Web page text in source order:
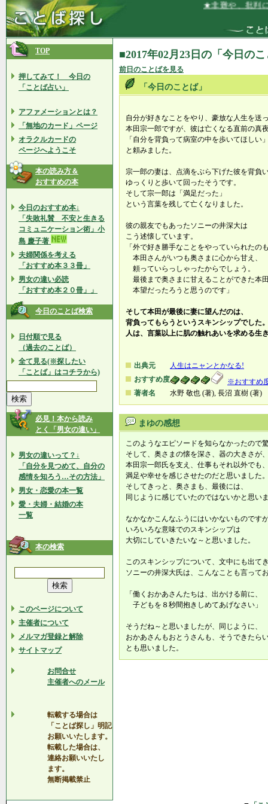
★非難や、批判に
TOP
押してみて！ 今日の
「ことば占い」
アファメーションとは？
「無地のカード」ページ
オラクルカードの
ページへようこそ
本の読み方＆
おすすめの本
今日のおすすめ本↓
「失敗礼賛 不安と生きる
コミュニケーション術」小
島 慶子著
夫婦関係を考える
「おすすめ本３３冊」
男女の違い必読
「おすすめ本２０冊」」
今日のことば検索
日付順で見る
（過去のことば）
全て見る(※探したい
「ことば」はコチラから)
必見！本から読み
とく「男女の違い」
男女の違いって？↓
「自分を見つめて、自分の
感情を知ろう…その方法」
男女・恋愛の本一覧
愛・夫婦・結婚の本
一覧
本の検索
このページについて
主催者について
メルマガ登録と解除
サイトマップ
お問合せ
主催者へのメール
転載する場合は
「ことば探し」明記
お願いいたします。
転載した場合は、
連絡お願いいたし
ます。
無断掲載禁止
■2017年02月23日の「今日の
前日のことばを見る
「今日のことば」
自分が好きなことをやり、豪放な人生を送
本田宗一郎ですが、彼は亡くなる直前の真
「自分を背負って病室の中を歩いてほしい
と頼みました。
宗一郎の妻は、点滴をぶら下げた彼を背負
ゆっくりと歩いて回ったそうです。
そして宗一郎は「満足だった」
という言葉を残して亡くなりました。
彼の親友でもあったソニーの井深大は
こう述懐しています。
「外で好き勝手なことをやっていられたの
本田さんがいつも奥さまに心から甘え、
頼っていらっしゃったからでしょう。
最後まで奥さまに甘えることができた本
本望だったろうと思うのです」
そして本田が最後に妻に望んだのは、
背負ってもらうというスキンシップでした
人は、言葉以上に肌の触れあいを求める生
出典元
人生はニャンとかなる!
おすすめ度
※おすすめ
著者名
水野 敬也 (著), 長沼 直樹 (著)
まゆの感想
このようなエピソードを知らなかったので
そして、奥さまの懐を深さ、器の大きさが
本田宗一郎氏を支え、仕事もそれ以外でも
満足や幸せを感じさせたのだと思いました
そしてきっと、奥さまも、最後には、
同じように感じていたのではないかと思い
なかなかこんなふうにはいかないものです
いろいろな意味でのスキンシップは
大切にしていきたいな～と思いました。
このスキンシップについて、文中にも出て
ソニーの井深大氏は、こんなことも言って
「働くおかあさんたちは、出かける前に、
子どもを８秒間抱きしめてあげなさい」
そうだね～と思いましたが、同じように、
おかあさんもおとうさんも、そうできたら
とも思いました。